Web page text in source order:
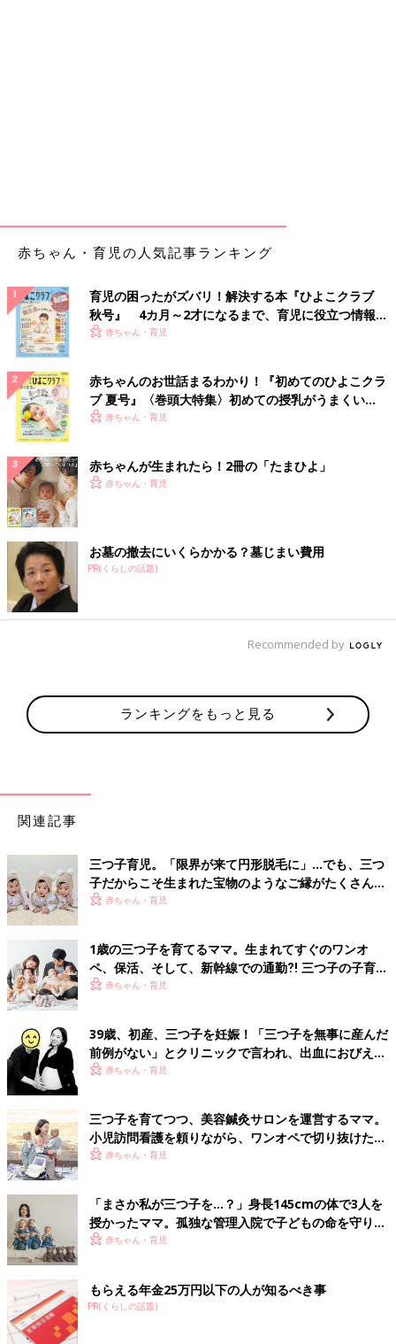
赤ちゃん・育児の人気記事ランキング
育児の困ったがズバリ！解決する本『ひよこクラブ
秋号』 4カ月～2才になるまで、育児に役立つ情報が
いっぱい！
赤ちゃん・育児
赤ちゃんのお世話まるわかり！『初めてのひよこクラ
ブ 夏号』〈巻頭大特集〉初めての授乳がうまくい
く！ おっぱい・ミルクの基本と夏のトラブル 解決テ
赤ちゃん・育児
赤ちゃんが生まれたら！2冊の「たまひよ」
赤ちゃん・育児
お墓の撤去にいくらかかる？墓じまい費用
PR(くらしの話題)
Recommended by
ランキングをもっと見る
関連記事
三つ子育児。「限界が来て円形脱毛に」…でも、三つ
子だからこそ生まれた宝物のようなご縁がたくさん！
【体験談】
赤ちゃん・育児
1歳の三つ子を育てるママ。生まれてすぐのワンオ
ペ、保活、そして、新幹線での通勤⁈ 三つ子の子育て
のリアル【多胎育児体験談】
赤ちゃん・育児
39歳、初産、三つ子を妊娠！「三つ子を無事に産んだ
前例がない」とクリニックで言われ、出血におびえる
日々…【桑子英里アナ・インタビュー】
赤ちゃん・育児
三つ子を育てつつ、美容鍼灸サロンを運営するママ。
小児訪問看護を頼りながら、ワンオペで切り抜けた赤
ちゃん育児！【多胎インタビュー・後編】
赤ちゃん・育児
「まさか私が三つ子を…？」身長145cmの体で3人を
授かったママ。孤独な管理入院で子どもの命を守り抜
いた！【多胎インタビュー・前編】
赤ちゃん・育児
もらえる年金25万円以下の人が知るべき事
PR(くらしの話題)